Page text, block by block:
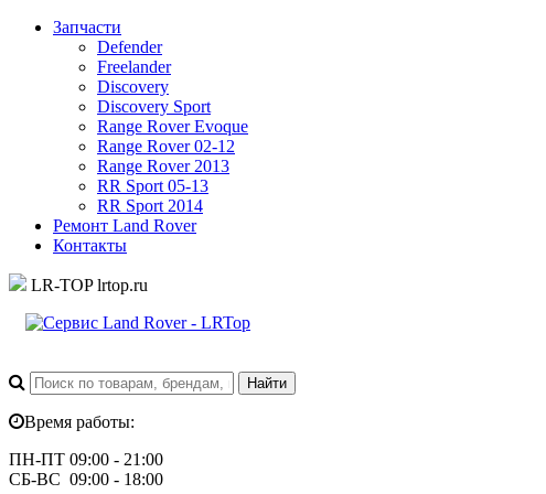
Запчасти
Defender
Freelander
Discovery
Discovery Sport
Range Rover Evoque
Range Rover 02-12
Range Rover 2013
RR Sport 05-13
RR Sport 2014
Ремонт Land Rover
Контакты
LR-TOP lrtop.ru
Время работы:
ПН-ПТ 09:00 - 21:00
СБ-ВС 09:00 - 18:00